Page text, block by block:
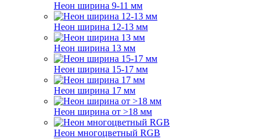
Неон ширина 9-11 мм
Неон ширина 12-13 мм
Неон ширина 13 мм
Неон ширина 15-17 мм
Неон ширина 17 мм
Неон ширина от >18 мм
Неон многоцветный RGB